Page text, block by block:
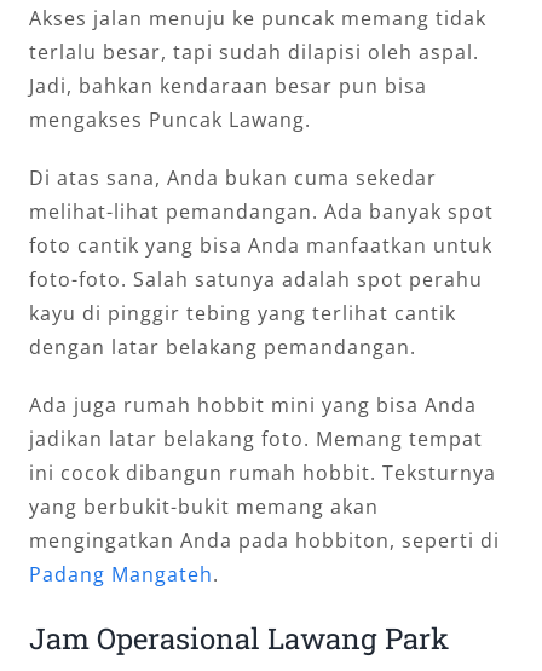
Akses jalan menuju ke puncak memang tidak
terlalu besar, tapi sudah dilapisi oleh aspal.
Jadi, bahkan kendaraan besar pun bisa
mengakses Puncak Lawang.
Di atas sana, Anda bukan cuma sekedar
melihat-lihat pemandangan. Ada banyak spot
foto cantik yang bisa Anda manfaatkan untuk
foto-foto. Salah satunya adalah spot perahu
kayu di pinggir tebing yang terlihat cantik
dengan latar belakang pemandangan.
Ada juga rumah hobbit mini yang bisa Anda
jadikan latar belakang foto. Memang tempat
ini cocok dibangun rumah hobbit. Teksturnya
yang berbukit-bukit memang akan
mengingatkan Anda pada hobbiton, seperti di
Padang Mangateh.
Jam Operasional Lawang Park